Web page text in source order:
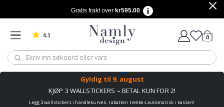
Gratis frakt over kr595.00
4.1 Basert på 1029 stemmer 0varer
Gyldig til 9. august
KJØP 3 WALLSTICKERS – BETAL KUN FOR 2!
Legg 3 wallstickers i handlekurven, rabatten trekkes automatisk i kassen!